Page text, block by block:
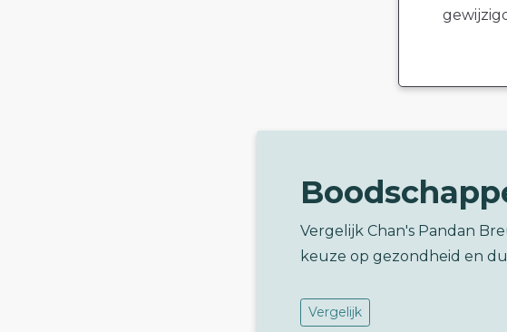
Vergelijk Chan's Pandan
keuze op gezondheid en
Vergelijk